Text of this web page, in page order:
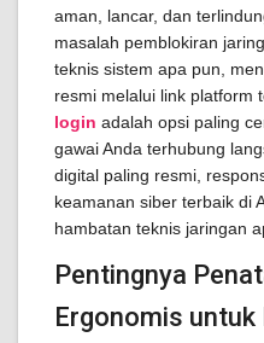
aman, lancar, dan
masalah pemblokiran
teknis sistem apa pun,
resmi melalui link platform
login adalah opsi paling
gawai Anda terhubung
digital paling resmi,
keamanan siber terbaik di
hambatan teknis jaringan
Pentingnya
Ergonomis untuk